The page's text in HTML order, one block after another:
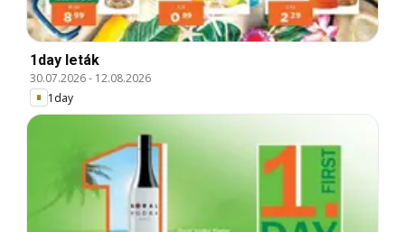
1day leták
30.07.2026- 12.08.2026
1day